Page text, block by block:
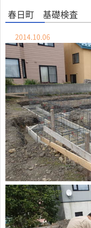
春日町 基礎検査
2014.10.06